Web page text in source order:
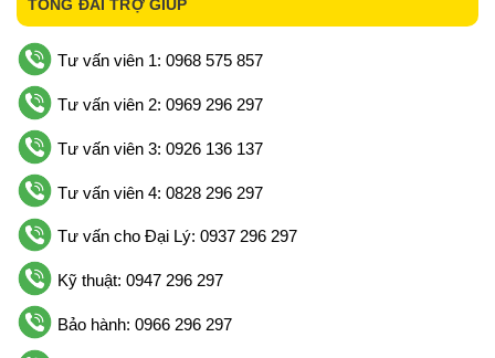
TỔNG ĐÀI TRỢ GIÚP
Tư vấn viên 1: 0968 575 857
Tư vấn viên 2: 0969 296 297
Tư vấn viên 3: 0926 136 137
Tư vấn viên 4: 0828 296 297
Tư vấn cho Đại Lý: 0937 296 297
Kỹ thuật: 0947 296 297
Bảo hành: 0966 296 297